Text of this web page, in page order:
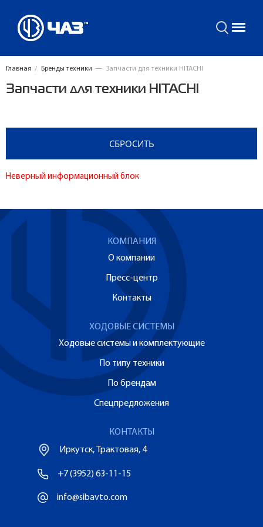
Главная / Бренды техники — Запчасти для техники HITACHI
Запчасти для техники HITACHI
Неверный информационный блок
КОМПАНИЯ
О компании
Пресс-центр
Контакты
ХОДОВЫЕ СИСТЕМЫ
Ходовые системы и комплектующие
По типу техники
По брендам
Спецпредложения
КОНТАКТЫ
Иркутск, Трактовая, 4
+7 (3952) 63-11-15
info@sibavto.com